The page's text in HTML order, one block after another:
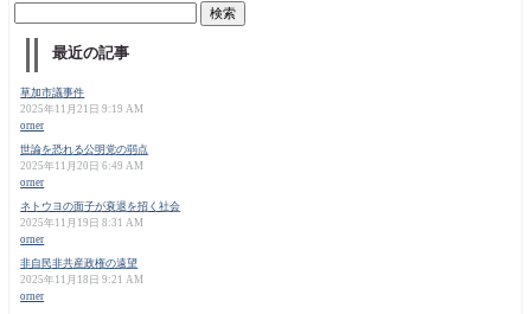
最近の記事
草加市議事件
2025年11月21日 9:19 AM
orner
世論を恐れる公明党の弱点
2025年11月20日 6:49 AM
orner
ネトウヨの面子が衰退を招く社会
2025年11月19日 8:31 AM
orner
非自民非共産政権の遠望
2025年11月18日 9:21 AM
orner